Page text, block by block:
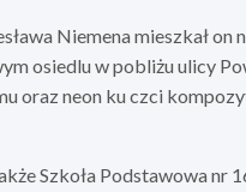
Niemena mieszkał
osiedlu w pobliżu ulicy
oraz neon ku czci
Szkoła Podstawowa nr